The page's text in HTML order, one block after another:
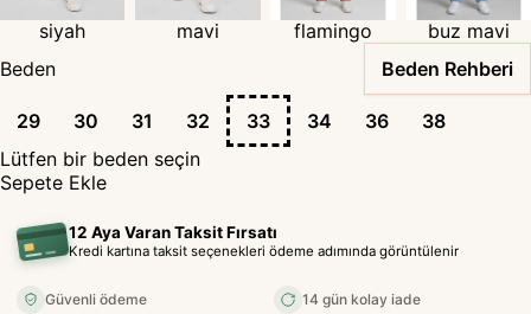
siyah mavi flamingo
buz mavi
Beden
Beden Rehberi
29 30 31 32 33 34 36
38
Lütfen bir beden seçin
Sepete Ekle
12 Aya Varan Taksit Fırsatı
Kredi kartına taksit seçenekleri ödeme adımında görüntülenir
Güvenli ödeme 14 gün kolay iade